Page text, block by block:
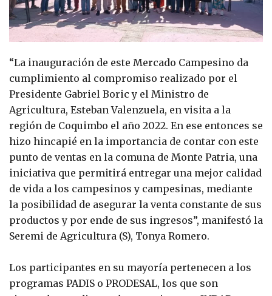
“La inauguración de este Mercado Campesino da
cumplimiento al compromiso realizado por el
Presidente Gabriel Boric y el Ministro de
Agricultura, Esteban Valenzuela, en visita a la
región de Coquimbo el año 2022. En ese entonces se
hizo hincapié en la importancia de contar con este
punto de ventas en la comuna de Monte Patria, una
iniciativa que permitirá entregar una mejor calidad
de vida a los campesinos y campesinas, mediante
la posibilidad de asegurar la venta constante de sus
productos y por ende de sus ingresos”, manifestó la
Seremi de Agricultura (S), Tonya Romero.
Los participantes en su mayoría pertenecen a los
programas PADIS o PRODESAL, los que son